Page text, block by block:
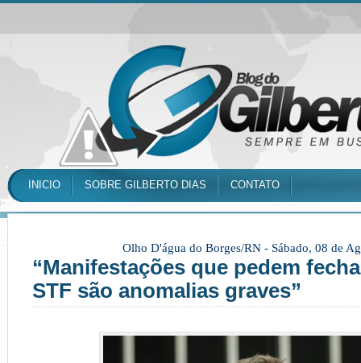
INICIO SOBRE GILBERTO DIAS CONTATO
Olho D'água do Borges/RN - Sábado, 08 de
“Manifestações que pedem
STF são anomalias graves”